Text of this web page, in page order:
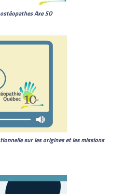
Axe SO
sur les origines et les missions